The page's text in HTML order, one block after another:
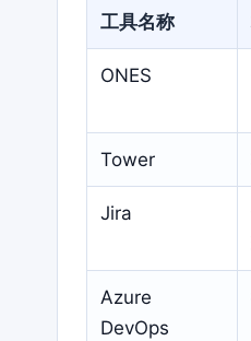
工具名称
ONES
Tower
Jira
Azure
DevOps